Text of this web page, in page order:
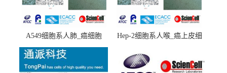
A549细胞系人肺_癌细胞
(A549细胞)
Hep-2细胞系人喉_癌上皮细